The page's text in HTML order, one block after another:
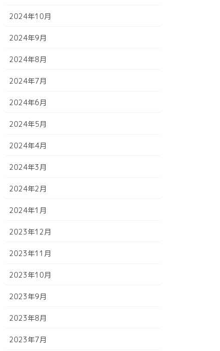
2024年10月
2024年9月
2024年8月
2024年7月
2024年6月
2024年5月
2024年4月
2024年3月
2024年2月
2024年1月
2023年12月
2023年11月
2023年10月
2023年9月
2023年8月
2023年7月